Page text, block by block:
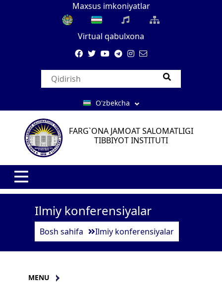
Maxsus imkoniyatlar
Virtual qabulxona
O'zbekcha
FARG`ONA JAMOAT SALOMATLIGI
TIBBIYOT INSTITUTI
Ilmiy konferensiyalar
Bosh sahifa Ilmiy konferensiyalar
MENU